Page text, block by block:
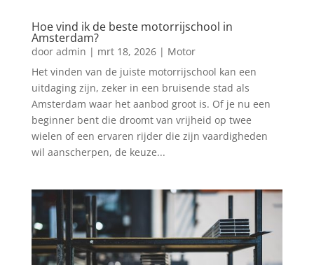
Hoe vind ik de beste motorrijschool in
Amsterdam?
door admin | mrt 18, 2026| Motor
Het vinden van de juiste motorrijschool kan een
uitdaging zijn, zeker in een bruisende stad als
Amsterdam waar het aanbod groot is. Of je nu een
beginner bent die droomt van vrijheid op twee
wielen of een ervaren rijder die zijn vaardigheden
wil aanscherpen, de keuze...